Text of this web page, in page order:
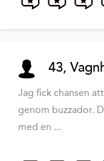
43,
Jag fick chansen
genom buzzador.
med en ...